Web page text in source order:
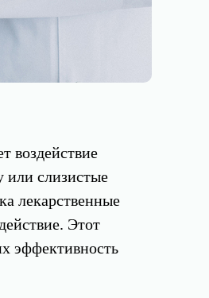
воздействие
или слизистые
лекарственные
Этот
эффективность